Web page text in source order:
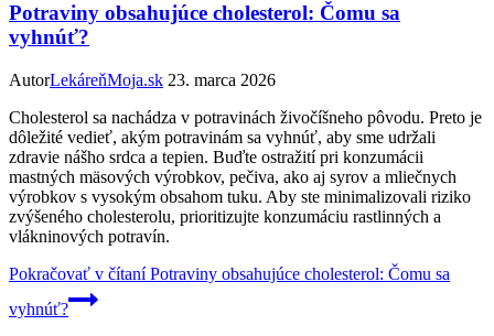
Potraviny obsahujúce cholesterol: Čomu sa
vyhnúť?
AutorLekáreňMoja.sk 23. marca 2026
Cholesterol sa nachádza v potravinách živočíšneho pôvodu. Preto je
dôležité vedieť, akým potravinám sa vyhnúť, aby sme udržali
zdravie nášho srdca a tepien. Buďte ostražití pri konzumácii
mastných mäsových výrobkov, pečiva, ako aj syrov a mliečnych
výrobkov s vysokým obsahom tuku. Aby ste minimalizovali riziko
zvýšeného cholesterolu, prioritizujte konzumáciu rastlinných a
vlákninových potravín.
Pokračovať v čítaníPotraviny obsahujúce cholesterol: Čomu sa
vyhnúť?